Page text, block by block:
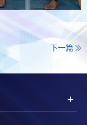
下一篇